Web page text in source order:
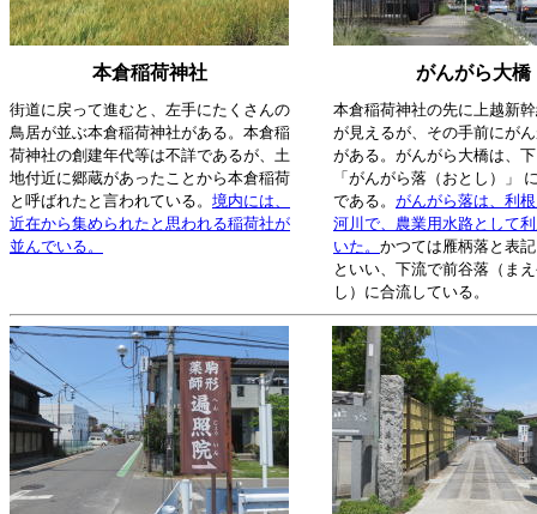
本倉稲荷神社 がんがら大橋
街道に戻って進むと、左手にたくさんの
鳥居が並ぶ本倉稲荷神社がある。本倉稲
荷神社の創建年代等は不詳であるが、土
地付近に郷蔵があったことから本倉稲荷
と呼ばれたと言われている。 境内には、
近在から集められたと思われる稲荷社が
並んでいる。
本倉稲荷神社の先に上越新
が見えるが、その手前にが
がある。がんがら大橋は、
「がんがら落（おとし）」
である。 がんがら落は、利
河川で、農業用水路として
いた。 かつては雁柄落と表
といい、下流で前谷落（ま
し）に合流している。